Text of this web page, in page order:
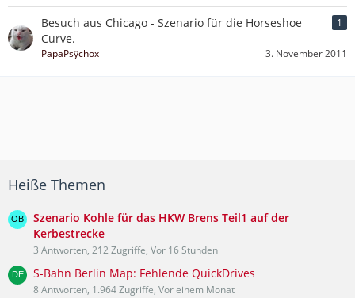
Besuch aus Chicago - Szenario für die Horseshoe
Curve.
1
PapaPsÿchox 3. November 2011
Heiße Themen
Szenario Kohle für das HKW Brens Teil1 auf der
Kerbestrecke
3 Antworten, 212 Zugriffe, Vor 16 Stunden
S-Bahn Berlin Map: Fehlende QuickDrives
8 Antworten, 1.964 Zugriffe, Vor einem Monat